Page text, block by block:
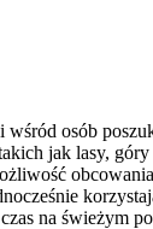
wśród osób
jak lasy,
na świeżym